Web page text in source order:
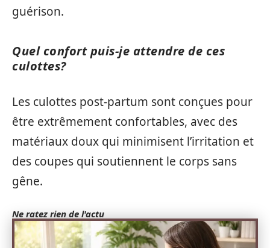
guérison.
Quel confort puis-je attendre de ces
culottes?
Les culottes post-partum sont conçues pour
être extrêmement confortables, avec des
matériaux doux qui minimisent l’irritation et
des coupes qui soutiennent le corps sans
gêne.
Ne ratez rien de l'actu